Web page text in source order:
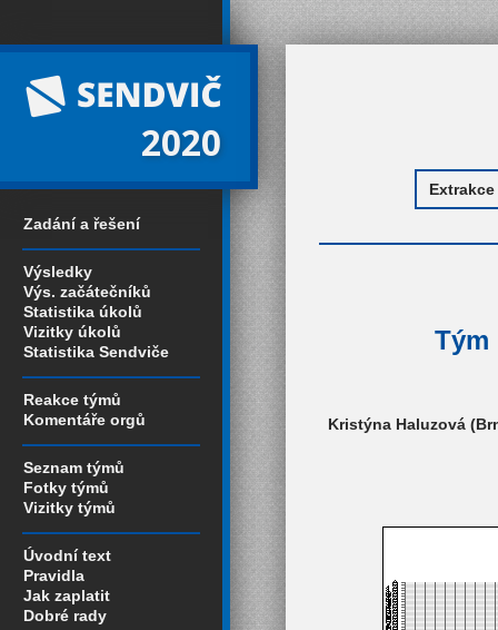
2020
Zadání a řešení
Výsledky
Výs. začátečníků
Statistika úkolů
Vizitky úkolů
Statistika Sendviče
Reakce týmů
Komentáře orgů
Seznam týmů
Fotky týmů
Vizitky týmů
Úvodní text
Pravidla
Jak zaplatit
Dobré rady
Tým
Kristýna Haluzová